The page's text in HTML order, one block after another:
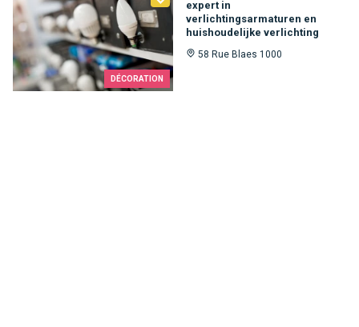
DÉCORATION
expert in
verlichtingsarmaturen en
huishoudelijke verlichting
58 Rue Blaes 1000